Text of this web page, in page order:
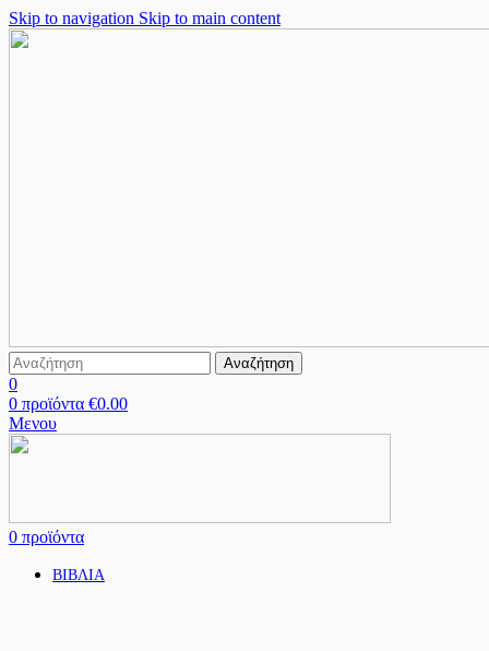
Skip to navigation Skip to main content
Αναζήτηση
0
0 προϊόντα €0.00
Μενου
0 προϊόντα
ΒΙΒΛΙΑ